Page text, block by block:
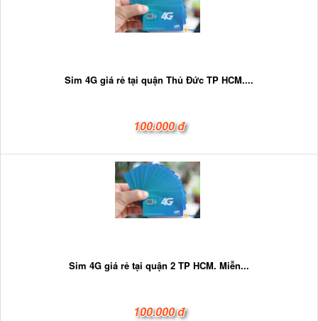
Sim 4G giá rẻ tại quận Thủ Đức TP HCM....
100.000 đ
Sim 4G giá rẻ tại quận 2 TP HCM. Miễn...
100.000 đ